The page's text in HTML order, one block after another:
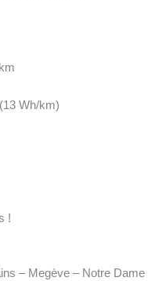
Wh/km)
!
– Megève – Notre Dame